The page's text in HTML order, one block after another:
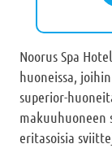
Noorus Spa
huoneissa,
superior-
makuuhuoneen
eritasoisia